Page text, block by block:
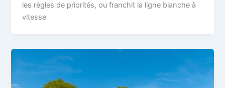
les règles de priorités, ou franchit la ligne blanche à
vitesse